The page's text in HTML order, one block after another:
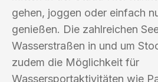
gehen, joggen oder einfach
genießen. Die zahlreichen
Wasserstraßen in und um
zudem die Möglichkeit für
Wassersportaktivitäten wie